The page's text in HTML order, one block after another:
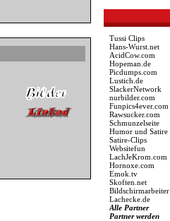
Tussi Clips
Hans-Wurst.net
AcidCow.com
Hopeman.de
Picdumps.com
Lustich.de
SlackerNetwork
nurbilder.com
Funpics4ever.com
Rawsucker.com
Schmunzelseite
Humor und Satire
Satire-Clips
Websitefun
LachJeKrom.com
Hornoxe.com
Emok.tv
Skoften.net
Bildschirmarbeiter
Lachecke.de
Alle Partner
Partner werden